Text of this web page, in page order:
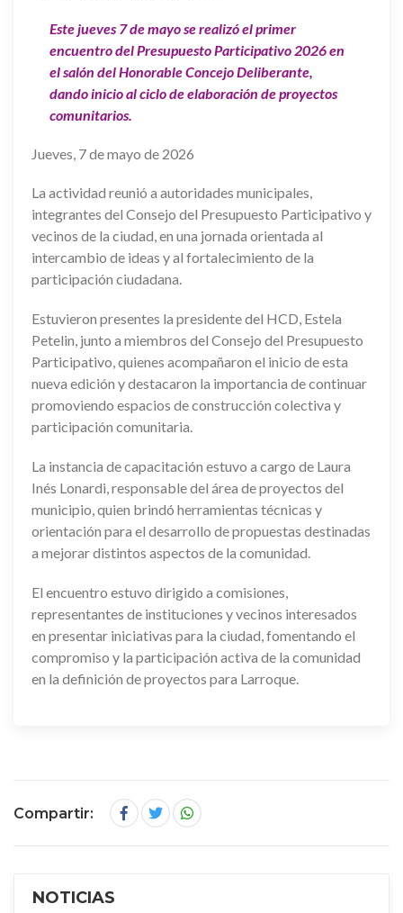
Este jueves 7 de mayo se realizó el primer
encuentro del Presupuesto Participativo 2026 en
el salón del Honorable Concejo Deliberante,
dando inicio al ciclo de elaboración de proyectos
comunitarios.
Jueves, 7 de mayo de 2026
La actividad reunió a autoridades municipales,
integrantes del Consejo del Presupuesto Participativo y
vecinos de la ciudad, en una jornada orientada al
intercambio de ideas y al fortalecimiento de la
participación ciudadana.
Estuvieron presentes la presidente del HCD, Estela
Petelin, junto a miembros del Consejo del Presupuesto
Participativo, quienes acompañaron el inicio de esta
nueva edición y destacaron la importancia de continuar
promoviendo espacios de construcción colectiva y
participación comunitaria.
La instancia de capacitación estuvo a cargo de Laura
Inés Lonardi, responsable del área de proyectos del
municipio, quien brindó herramientas técnicas y
orientación para el desarrollo de propuestas destinadas
a mejorar distintos aspectos de la comunidad.
El encuentro estuvo dirigido a comisiones,
representantes de instituciones y vecinos interesados
en presentar iniciativas para la ciudad, fomentando el
compromiso y la participación activa de la comunidad
en la definición de proyectos para Larroque.
Compartir:
NOTICIAS